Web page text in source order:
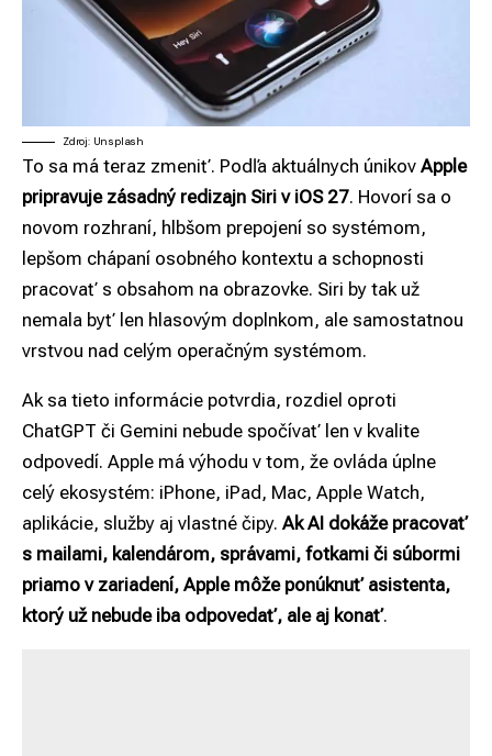
Zdroj: Unsplash
To sa má teraz zmeniť. Podľa aktuálnych únikov Apple
pripravuje zásadný redizajn Siri v iOS 27. Hovorí sa o
novom rozhraní, hlbšom prepojení so systémom,
lepšom chápaní osobného kontextu a schopnosti
pracovať s obsahom na obrazovke. Siri by tak už
nemala byť len hlasovým doplnkom, ale samostatnou
vrstvou nad celým operačným systémom.
Ak sa tieto informácie potvrdia, rozdiel oproti
ChatGPT či Gemini nebude spočívať len v kvalite
odpovedí. Apple má výhodu v tom, že ovláda úplne
celý ekosystém: iPhone, iPad, Mac, Apple Watch,
aplikácie, služby aj vlastné čipy. Ak AI dokáže pracovať
s mailami, kalendárom, správami, fotkami či súbormi
priamo v zariadení, Apple môže ponúknuť asistenta,
ktorý už nebude iba odpovedať, ale aj konať.